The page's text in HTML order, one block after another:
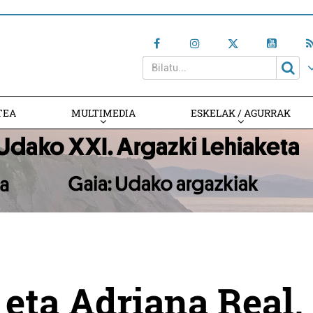
MULTIMEDIA ESKELAK / AGURRAK
Adriana Real,